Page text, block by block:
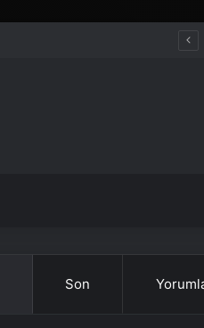
Son